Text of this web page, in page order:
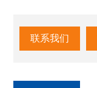
联系我们